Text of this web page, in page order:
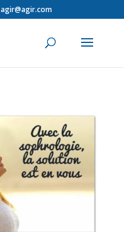
agir@agir.com